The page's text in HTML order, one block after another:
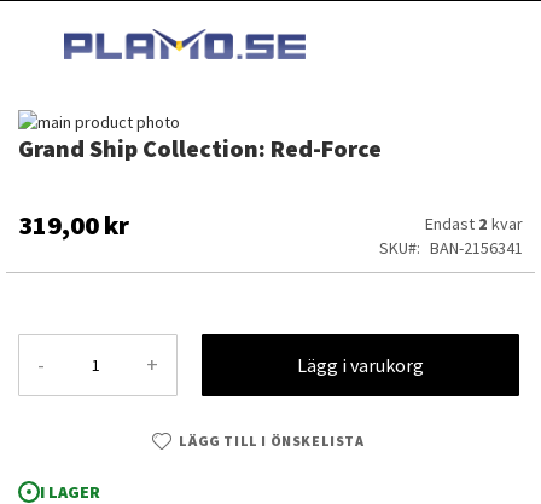
INNEHÅLLET
Grand Ship Collection: Red-Force
319,00 kr Endast 2 kvar
SKU
BAN-2156341
- + Lägg i varukorg
LÄGG TILL I ÖNSKELISTA
I LAGER
Hoppa
till
bildgalleriet
Hoppa
av
bildgalleriet